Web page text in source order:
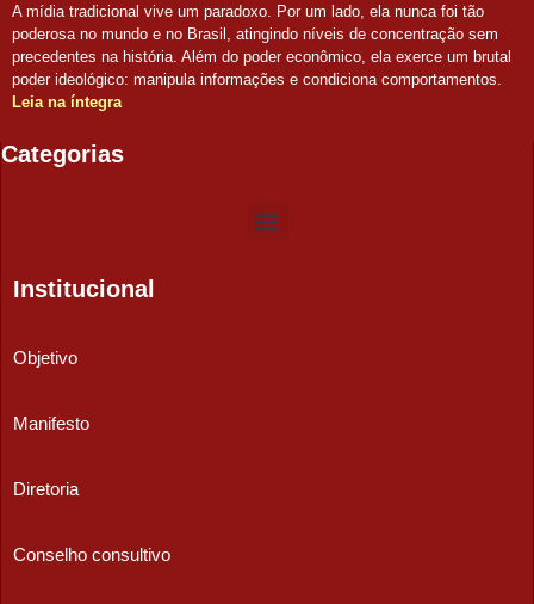
A mídia tradicional vive um paradoxo. Por um lado, ela nunca foi tão
poderosa no mundo e no Brasil, atingindo níveis de concentração sem
precedentes na história. Além do poder econômico, ela exerce um brutal
poder ideológico: manipula informações e condiciona comportamentos.
Leia na íntegra
Categorias
Institucional
Objetivo
Manifesto
Diretoria
Conselho consultivo